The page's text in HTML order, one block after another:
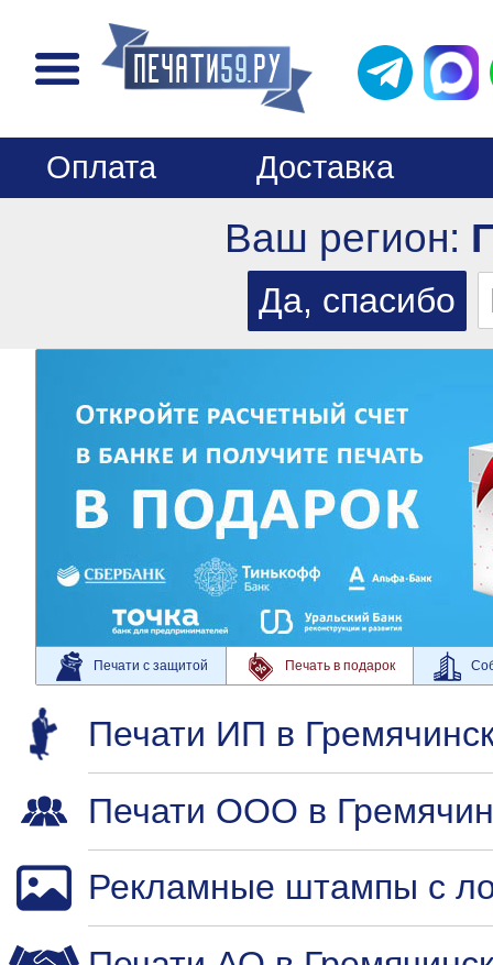
Оплата Доставка
Ваш регион:
Печати с защитой Печать в подарок
Печати ИП в
Печати ООО в
Рекламные штампы с